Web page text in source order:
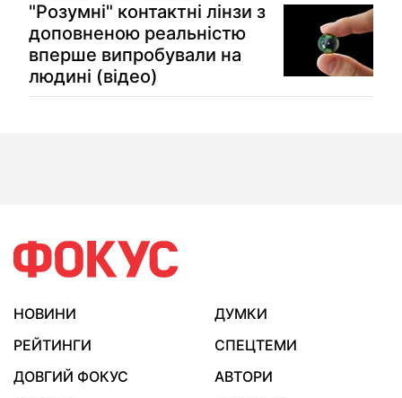
"Розумні" контактні лінзи з
доповненою реальністю
вперше випробували на
людині (відео)
НОВИНИ
ДУМКИ
РЕЙТИНГИ
СПЕЦТЕМИ
ДОВГИЙ ФОКУС
АВТОРИ